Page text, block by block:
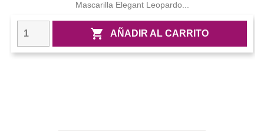
Mascarilla Elegant Leopardo...
 AÑADIR AL CARRITO